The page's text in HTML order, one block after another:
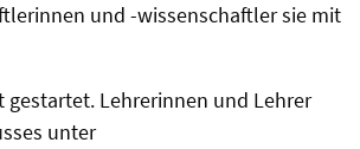
und -wissenschaftler sie mit
gestartet. Lehrerinnen und Lehrer
unter